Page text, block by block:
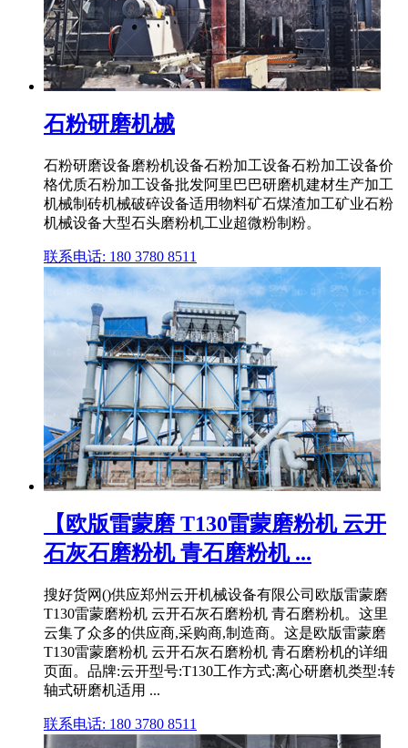
石粉研磨机械
石粉研磨设备磨粉机设备石粉加工设备石粉加工设备价
格优质石粉加工设备批发阿里巴巴研磨机建材生产加工
机械制砖机械破碎设备适用物料矿石煤渣加工矿业石粉
机械设备大型石头磨粉机工业超微粉制粉。
联系电话: 180 3780 8511
【欧版雷蒙磨 T130雷蒙磨粉机 云开
石灰石磨粉机 青石磨粉机 ...
搜好货网()供应郑州云开机械设备有限公司欧版雷蒙磨
T130雷蒙磨粉机 云开石灰石磨粉机 青石磨粉机。这里
云集了众多的供应商,采购商,制造商。这是欧版雷蒙磨
T130雷蒙磨粉机 云开石灰石磨粉机 青石磨粉机的详细
页面。品牌:云开型号:T130工作方式:离心研磨机类型:转
轴式研磨机适用 ...
联系电话: 180 3780 8511